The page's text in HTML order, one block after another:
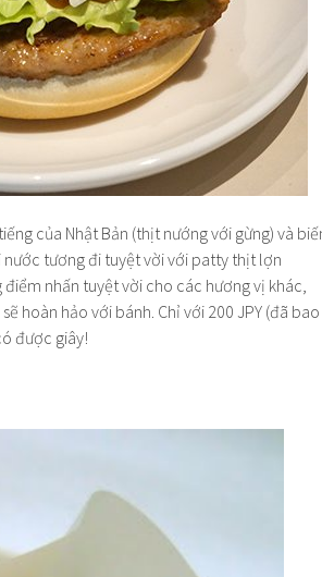
của Nhật Bản (thịt nướng với gừng) và
tương đi tuyệt vời với patty thịt lợn
nhấn tuyệt vời cho các hương vị khác,
hoàn hảo với bánh. Chỉ với 200 JPY (đã bao
được giây!